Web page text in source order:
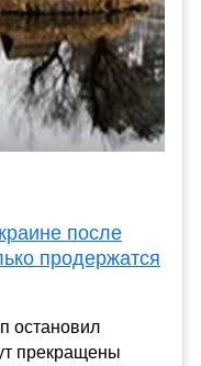
после
продержатся
остановил
прекращены